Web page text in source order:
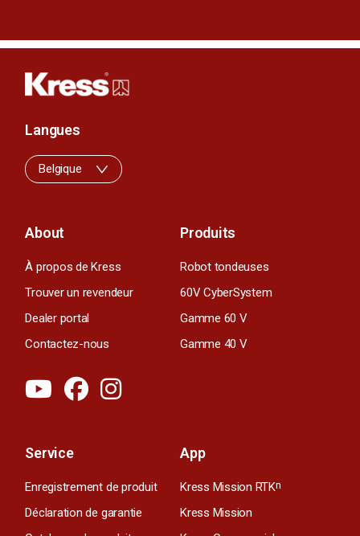
About
À propos de Kress
Trouver un revendeur
Dealer portal
Contactez-nous
Produits
Robot tondeuses
60V CyberSystem
Gamme 60 V
Gamme 40 V
Service
Enregistrement de produit
Déclaration de garantie
App
Kress Mission RTKn
Kress Mission
Langues
Belgique